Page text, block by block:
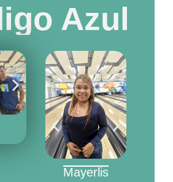
Azul
Mayerlis